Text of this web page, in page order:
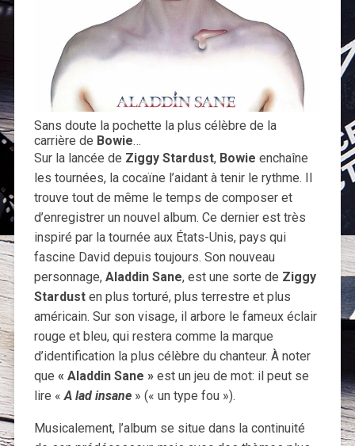
Sans doute la pochette la plus célèbre de la
carrière de Bowie…
Sur la lancée de Ziggy Stardust, Bowie enchaîne
les tournées, la cocaïne l’aidant à tenir le rythme. Il
trouve tout de même le temps de composer et
d’enregistrer un nouvel album. Ce dernier est très
inspiré par la tournée aux États-Unis, pays qui
fascine David depuis toujours. Son nouveau
personnage, Aladdin Sane, est une sorte de Ziggy
Stardusten plus torturé, plus terrestre et plus
américain. Sur son visage, il arbore le fameux éclair
rouge et bleu, qui restera comme la marque
d’identification la plus célèbre du chanteur. À noter
que « Aladdin Sane »est un jeu de mot: il peut se
lire «A lad insane» (« un type fou »).
Musicalement, l’album se situe dans la continuité